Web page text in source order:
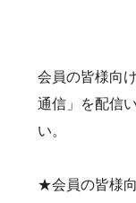
会員の皆様向
通信」を配信
い。
★会員の皆様